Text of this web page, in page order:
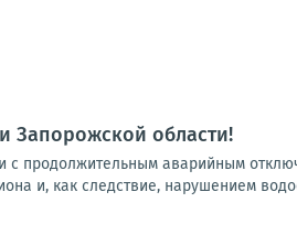
Запорожской области!
продолжительным аварийным
и, как следствие, нарушением